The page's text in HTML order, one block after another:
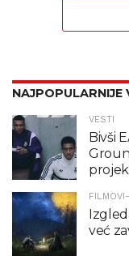
NAJPOPULARNIJE
VESTI
Bivši
već